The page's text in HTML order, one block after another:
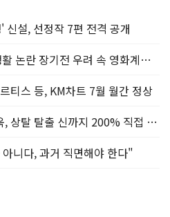
설, 선정작 7편 전격 공개
황정민을 흔드는 손, 사생활 논란 장기전 우려 속 영화계도 리스크
티스 등, KM차트 7월 월간 정상
'액션 가이' 재탄생 이동욱, 상탈 탈출 신까지 200% 직접 소화
니다, 과거 직면해야 한다"